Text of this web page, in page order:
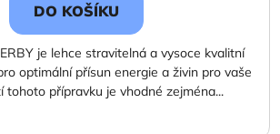
DO KOŠÍKU
je lehce stravitelná a vysoce kvalitní
optimální přísun energie a živin pro vaše
tohoto přípravku je vhodné zejména...